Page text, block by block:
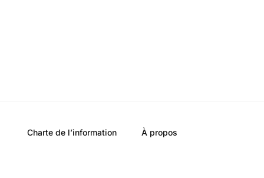
Charte de l’information À propos